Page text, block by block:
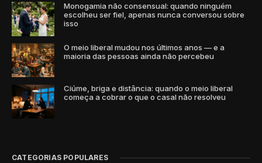
Monogamia não consensual: quando ninguém
escolheu ser fiel, apenas nunca conversou sobre
isso
O meio liberal mudou nos últimos anos — e a
maioria das pessoas ainda não percebeu
Ciúme, briga e distância: quando o meio liberal
começa a cobrar o que o casal não resolveu
CATEGORIAS POPULARES